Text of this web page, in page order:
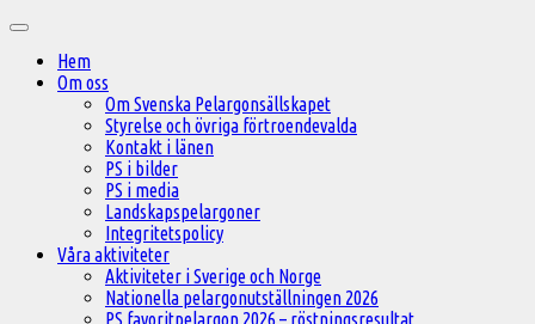
innehåll
Huvudmeny
Hem
Om oss
Om Svenska Pelargonsällskapet
Styrelse och övriga förtroendevalda
Kontakt i länen
PS i bilder
PS i media
Landskapspelargoner
Integritetspolicy
Våra aktiviteter
Aktiviteter i Sverige och Norge
Nationella pelargonutställningen 2026
PS favoritpelargon 2026 – röstningsresultat